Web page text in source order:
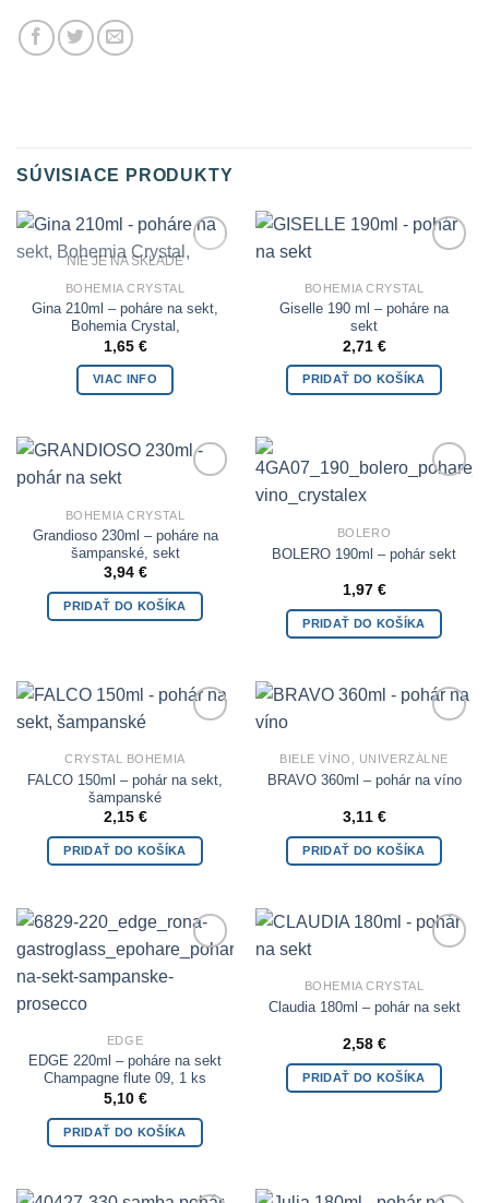
SÚVISIACE PRODUKTY
Add to
NIE JE NA SKLADE
BOHEMIA CRYSTAL
Gina 210ml – poháre na sekt,
Bohemia Crystal,
1,65 €
VIAC INFO
BOHEMIA CRYSTAL
Giselle 190 ml – poháre na
sekt
2,71 €
PRIDAŤ DO KOŠÍKA
BOHEMIA CRYSTAL
Grandioso 230ml – poháre na
šampanské, sekt
3,94 €
PRIDAŤ DO KOŠÍKA
BOLERO
BOLERO 190ml – pohár sekt
1,97 €
PRIDAŤ DO KOŠÍKA
CRYSTAL BOHEMIA
FALCO 150ml – pohár na sekt,
šampanské
2,15 €
PRIDAŤ DO KOŠÍKA
Wishlist
BIELE VÍNO, UNIVERZÁLNE
BRAVO 360ml – pohár na víno
3,11 €
PRIDAŤ DO KOŠÍKA
Add to
EDGE
EDGE 220ml – poháre na sekt
Champagne flute 09, 1 ks
5,10 €
PRIDAŤ DO KOŠÍKA
BOHEMIA CRYSTAL
Claudia 180ml – pohár na sekt
2,58 €
PRIDAŤ DO KOŠÍKA